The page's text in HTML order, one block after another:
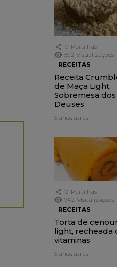
0 Partilhas
592 Visualizações
RECEITAS
Receita
de Maça Light,
Sobremesa dos
Deuses
5 anos atrás
0 Partilhas
742 Visualizações
RECEITAS
Torta de
light, recheada
vitaminas
5 anos atrás